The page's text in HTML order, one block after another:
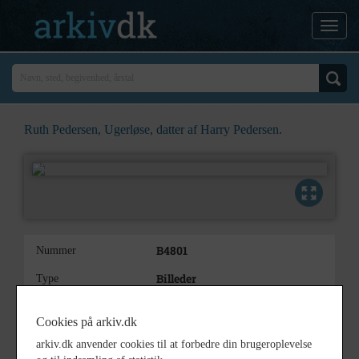
Ruth Pedersen, Ugerløse, datter af Harry Pedersen.
Nummer B4801
Type Billeder
Periode 1930 - 1950
Cookies på arkiv.dk
arkiv.dk anvender cookies til at forbedre din brugeroplevelse